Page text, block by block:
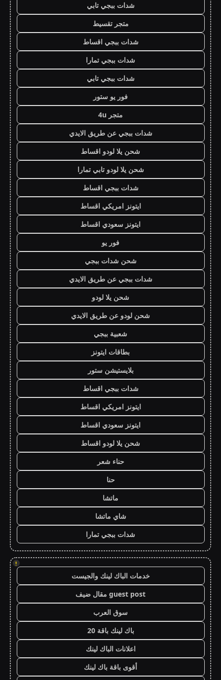
شدات ببجي تابي
متجر تقسيط
شدات ببجي اقساط
شدات ببجي تمارا
شدات ببجي تابي
فور يو ستور
متجر 4u
شدات ببجي عن طريق الايدي
شحن يلا لودو اقساط
شحن يلا لودو تابي تمارا
شدات ببجي اقساط
ايتونز امريكي اقساط
ايتونز سعودي اقساط
فور يو
شحن شدات ببجي
شدات ببجي عن طريق الايدي
شحن يلا لودو
شحن لودو عن طريق الايدي
شعبية ببجي
بطاقات ايتونز
بلايستيشن ستور
شدات ببجي اقساط
ايتونز امريكي اقساط
ايتونز سعودي اقساط
شحن يلا لودو اقساط
حناء شعر
حنا
ماتشا
شاي ماتشا
شدات ببجي تمارا
!
خدمات الباك لينك والجيست
guest post مقال ضيف
سوق العرب
باك لينك باقة 20
اعلانات الباك لينك
أقوى باقة باك لينك